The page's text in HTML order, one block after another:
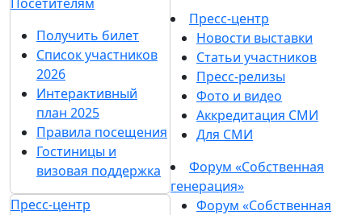
Получить билет
Список участников
2026
Интерактивный
план 2025
Правила посещения
Гостиницы и
визовая поддержка
Пресс-центр
Пресс-центр
Новости выставки
Статьи участников
Пресс-релизы
Фото и видео
Аккредитация СМИ
Для СМИ
Форум «Собственная
генерация»
Форум «Собственная